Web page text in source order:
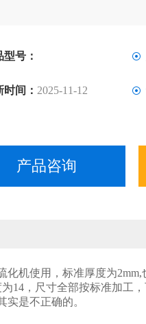
型号：
时间： 2025-11-12
产品咨询
机使用，标准厚度为2mm,
14，尺寸全部按标准加工，
实是不正确的。